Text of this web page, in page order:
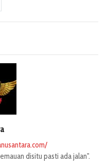
disitu pasti ada jalan".